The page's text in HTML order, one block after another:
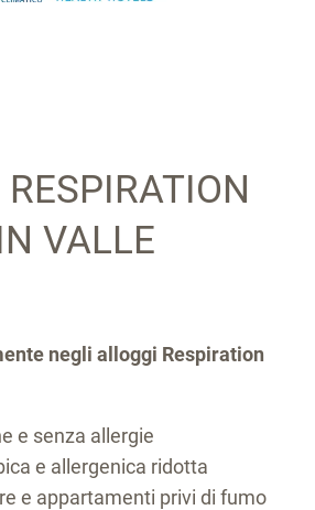
VALLE
negli alloggi Respiration
e senza allergie
e allergenica ridotta
e appartamenti privi di fumo